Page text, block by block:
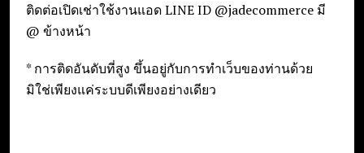
ติดต่อเปิดเช่าใช้งานแอด LINE ID @jadecommerce มี
@ ข้างหน้า
* การติดอันดับที่สูง ขึ้นอยู่กับการทำเว็บของท่านด้วย
มิใช่เพียงแค่ระบบดีเพียงอย่างเดียว